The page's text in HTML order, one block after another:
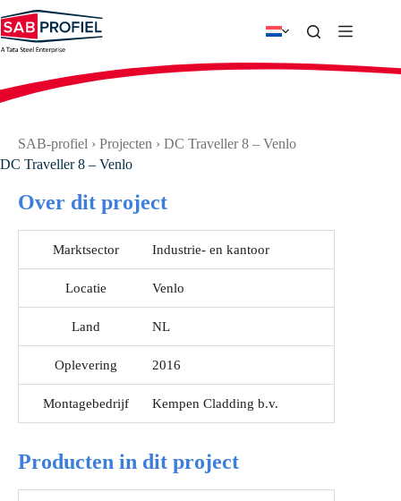
naar
de
inhoud
SAB-profiel › Projecten › DC Traveller 8 – Venlo
DC Traveller 8 – Venlo
Over dit project
Marktsector Industrie- en kantoor
Locatie Venlo
Land NL
Oplevering 2016
Montagebedrijf Kempen Cladding b.v.
Producten in dit project